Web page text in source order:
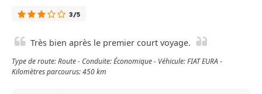
3/5
Très bien après le premier court voyage.
Type de route: Route - Conduite: Économique - Véhicule: FIAT EURA -
Kilomètres parcourus: 450 km